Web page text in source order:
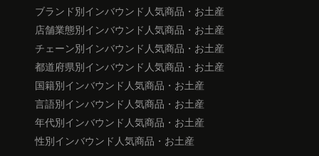
ブランド別インバウンド人気商品・お土産
店舗業態別インバウンド人気商品・お土産
チェーン別インバウンド人気商品・お土産
都道府県別インバウンド人気商品・お土産
国籍別インバウンド人気商品・お土産
言語別インバウンド人気商品・お土産
年代別インバウンド人気商品・お土産
性別インバウンド人気商品・お土産